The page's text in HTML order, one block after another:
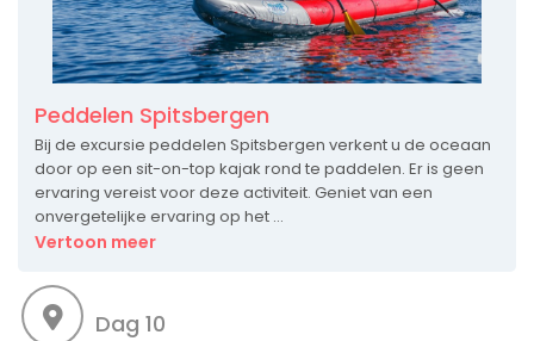
Peddelen Spitsbergen
Bij de excursie peddelen Spitsbergen verkent u de oceaan
door op een sit-on-top kajak rond te paddelen. Er is geen
ervaring vereist voor deze activiteit. Geniet van een
onvergetelijke ervaring op het ...
Vertoon meer
Dag 10